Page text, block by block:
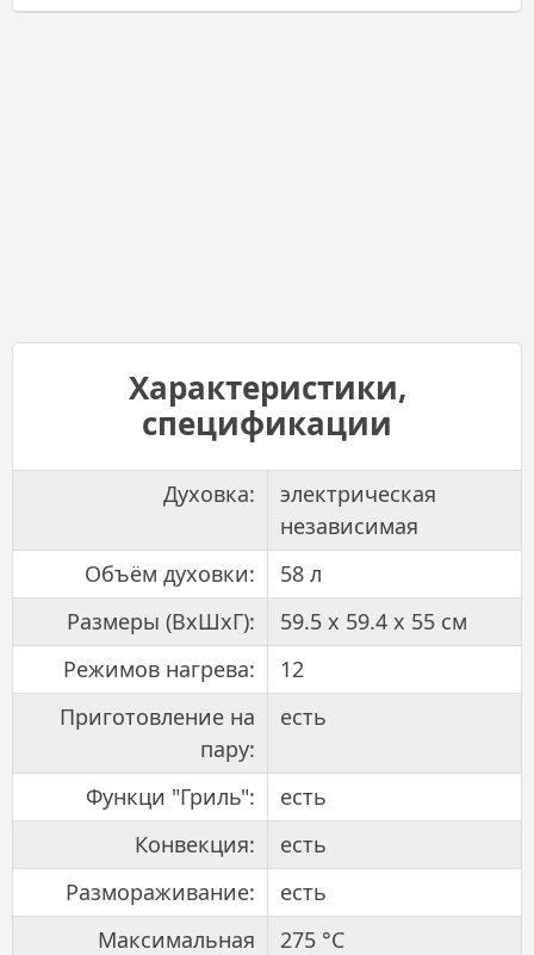
Характеристики,
спецификации
Духовка:
электрическая
независимая
Объём духовки:
58 л
Размеры (ВхШхГ):
59.5 х 59.4 x 55 см
Режимов нагрева:
12
Приготовление на
пару:
есть
Функци "Гриль":
есть
Конвекция:
есть
Размораживание:
есть
Максимальная
275 °С